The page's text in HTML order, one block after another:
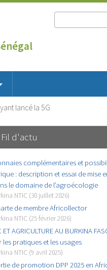
lancé la 5G
Fil d'actu
complémentaires et
: description et essai de mise
le domaine de l’agroécologie
NTIC (30 juillet 2026)
de membre Africollector
NTIC (25 février 2026)
ET AGRICULTURE AU BURKINA
les pratiques et les usages
NTIC (9 avril 2025)
de promotion DPP 2025 en